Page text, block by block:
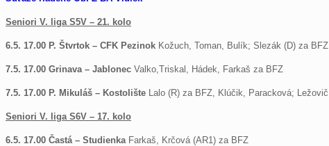
Seniori V. liga S5V – 21. kolo
6.5. 17.00 P. Štvrtok – CFK Pezinok Kožuch, Toman, Bulík; Slezák (D) za BFZ
7.5. 17.00 Grinava – Jablonec Valko,Triskal, Hádek, Farkaš za BFZ
7.5. 17.00 P. Mikuláš – Kostolište Lalo (R) za BFZ, Klúčik, Paracková; Ležovič
Seniori V. liga S6V – 17. kolo
6.5. 17.00 Častá – Studienka Farkaš, Krčová (AR1) za BFZ